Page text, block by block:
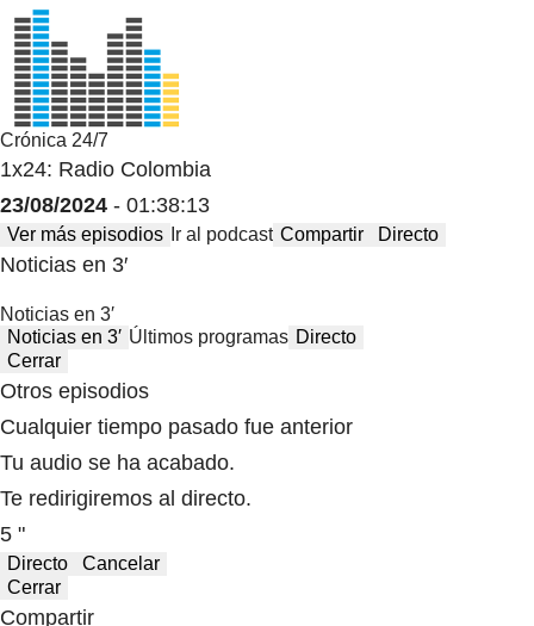
Crónica 24/7
1x24: Radio Colombia
23/08/2024 - 01:38:13
Ver más episodios Ir al podcast Compartir Directo
Noticias en 3′
Noticias en 3′
Noticias en 3′ Últimos programas Directo
Cerrar
Otros episodios
Cualquier tiempo pasado fue anterior
Tu audio se ha acabado.
Te redirigiremos al directo.
5 "
Directo
Cancelar
Cerrar
Compartir